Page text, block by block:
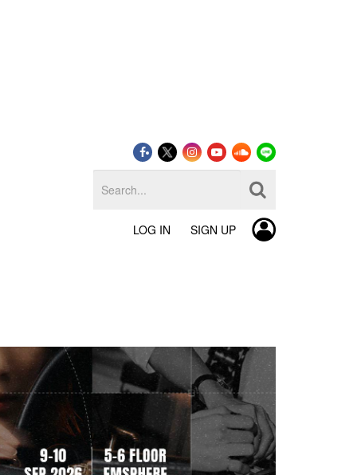
LOG IN SIGN UP